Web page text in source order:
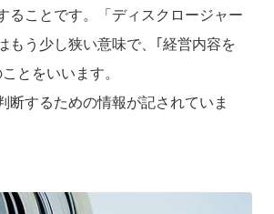
ることです。「ディスクロージャー
もう少し狭い意味で、｢経営内容を
とをいいます。
断するための情報が記されていま